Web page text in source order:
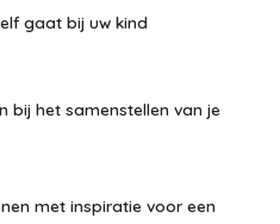
gaat bij uw kind
bij het samenstellen van je
met inspiratie voor een